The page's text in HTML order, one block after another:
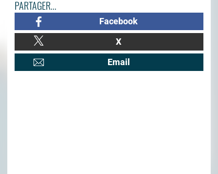
PARTAGER...
Facebook
X
Email